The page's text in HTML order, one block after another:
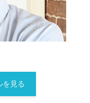
を見る